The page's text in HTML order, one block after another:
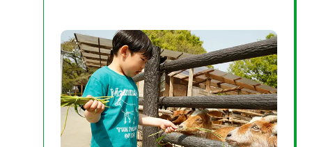
を移動していただけますので、小さ
なお子様連れのご家族や、暑さが心
配な方にも安心してお楽しみいただ
けます。夏休みのおでかけ先に迷わ
れたら、暑さ対策も万全な群馬サフ
ァリパークへぜひお越しください。